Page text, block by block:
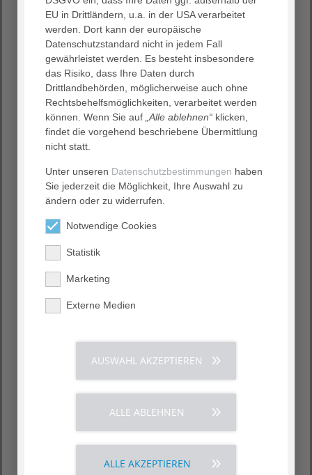
Hände aus der Reinigung, in der Küche und viele mehr.
„Unsere Mitarbeitenden sind täglich gefordert und ihr
Job verlangt viel Durchhaltevermögen. Besonders der
Mehraufwand durch Corona wird bis heute stark
gemeistert“, erklärt Bernhard Pammer. „Mit der
Übergabe der Sondermünze ‚Pflege‘ wollen wir als
Arbeitgeber, unsere Wertschätzung zumindest im Ansatz
ausdrücken und hoffen damit, unseren Alltagsheldinnen
und Alltagshelden eine kleine Freude zu bereiten“.
EU in Drittländern, u.a. in der USA verarbeitet
werden. Dort kann der europäische
Datenschutzstandard nicht in jedem Fall
gewährleistet werden. Es besteht insbesondere
das Risiko, dass Ihre Daten durch
Drittlandbehörden, möglicherweise auch ohne
Rechtsbehelfsmöglichkeiten, verarbeitet werden
können. Wenn Sie auf „Alle ablehnen“ klicken,
findet die vorgehend beschriebene Übermittlung
nicht statt.
Unter unseren Datenschutzbestimmungen haben
Sie jederzeit die Möglichkeit, Ihre Auswahl zu
ändern oder zu widerrufen.
Notwendige Cookies
Statistik
Marketing
Externe Medien
AUSWAHL AKZEPTIEREN
ALLE ABLEHNEN
ALLE AKZEPTIEREN